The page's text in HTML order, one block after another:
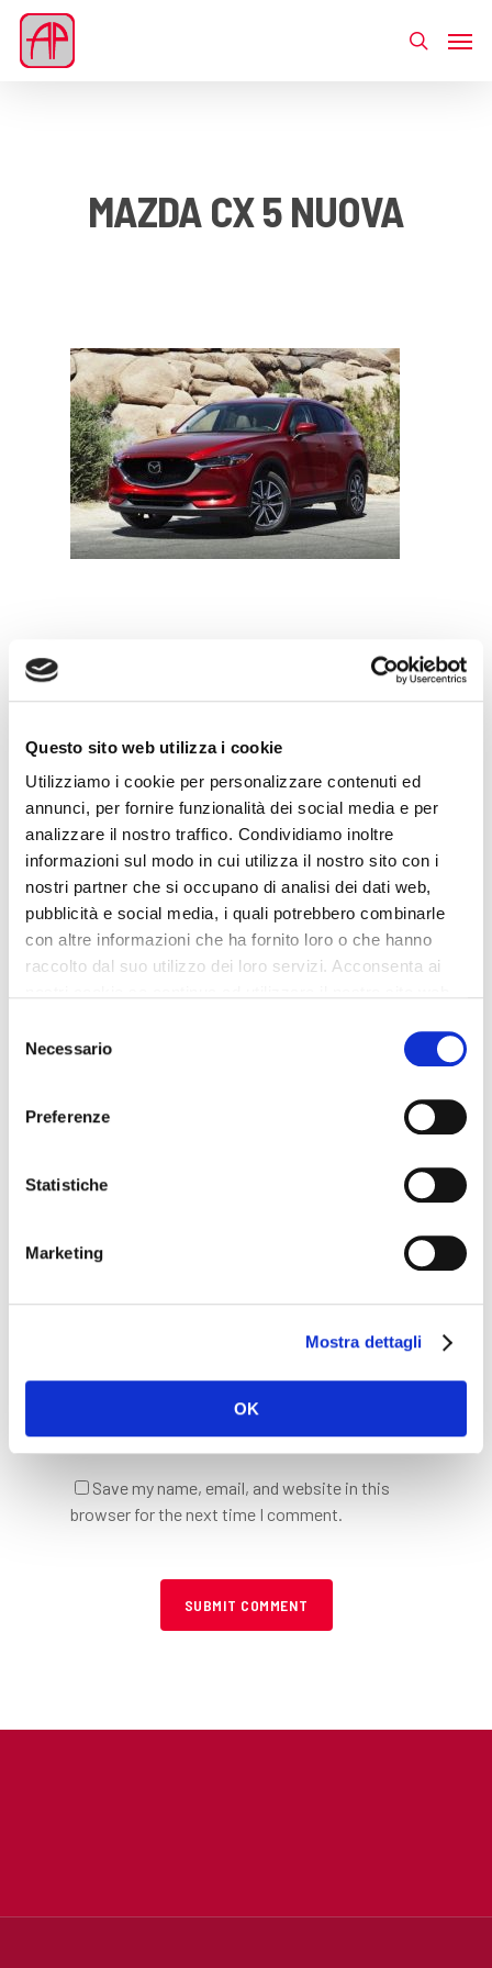
Questo sito web utilizza i cookie
Utilizziamo i cookie per personalizzare contenuti ed
annunci, per fornire funzionalità dei social media e per
analizzare il nostro traffico. Condividiamo inoltre
informazioni sul modo in cui utilizza il nostro sito con i
nostri partner che si occupano di analisi dei dati web,
pubblicità e social media, i quali potrebbero combinarle
con altre informazioni che ha fornito loro o che hanno
raccolto dal suo utilizzo dei loro servizi. Acconsenta ai
delNecessario
Preferenze
Statistiche
Marketing
Mostra dettagli
OK
MAZDA CX 5 NUOVA
Leave a Reply
Name
Save my name, email, and website in this
browser for the next time I comment.